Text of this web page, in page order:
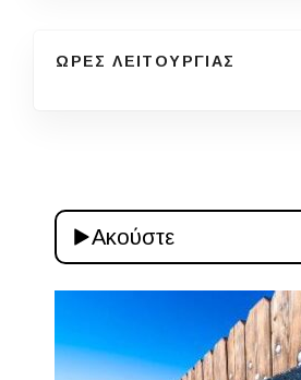
ΩΡΕΣ ΛΕΙΤΟΥΡΓΙΑΣ
Ακούστε